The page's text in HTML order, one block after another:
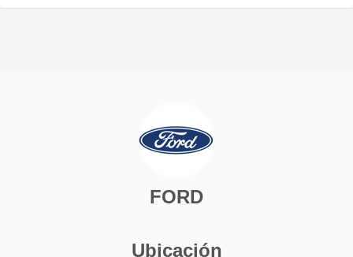
FORD
Ubicación